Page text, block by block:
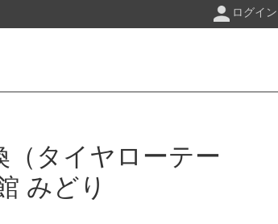
ログイン
（タイヤローテー
みどり